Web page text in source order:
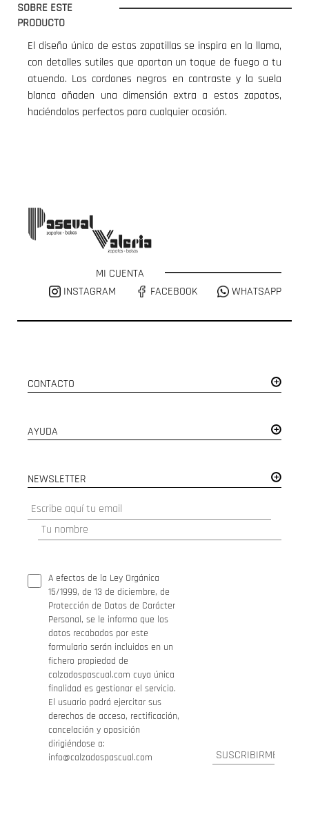
SOBRE ESTE
PRODUCTO
El diseño único de estas zapatillas se inspira en la llama,
con detalles sutiles que aportan un toque de fuego a tu
atuendo. Los cordones negros en contraste y la suela
blanca añaden una dimensión extra a estos zapatos,
haciéndolos perfectos para cualquier ocasión.
MI CUENTA
INSTAGRAM
FACEBOOK WHATSAPP
CONTACTO
AYUDA
NEWSLETTER
A efectos de la Ley Orgánica
15/1999, de 13 de diciembre, de
Protección de Datos de Carácter
Personal, se le informa que los
datos recabados por este
formulario serán incluidos en un
fichero propiedad de
calzadospascual.com cuya única
finalidad es gestionar el servicio.
El usuario podrá ejercitar sus
derechos de acceso, rectificación,
cancelación y oposición
dirigiéndose a:
info@calzadospascual.com